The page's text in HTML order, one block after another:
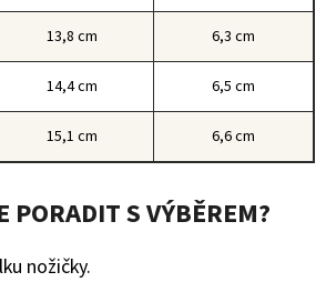
13,8 cm 6,3 cm
14,4 cm 6,5 cm
15,1 cm 6,6 cm
PORADIT S VÝBĚREM?
nožičky.